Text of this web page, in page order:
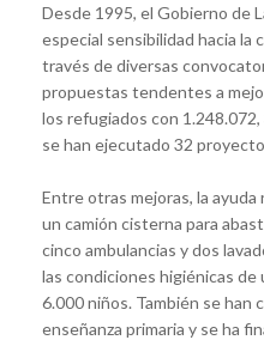
Desde 1995, el Gobierno de
especial sensibilidad hacia la
través de diversas
propuestas tendentes a
los refugiados con
se han ejecutado 32
Entre otras mejoras, la ayuda
un camión cisterna para
cinco ambulancias y dos
las condiciones higiénicas
6.000 niños. También se
enseñanza primaria y se ha